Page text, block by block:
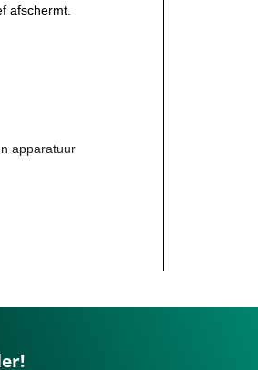
afschermt.
apparatuur